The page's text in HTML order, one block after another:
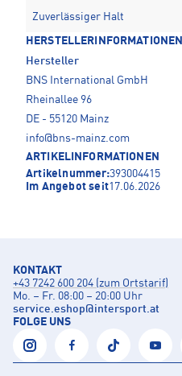
Zuverlässiger Halt
HERSTELLERINFORMATIONEN
Hersteller
BNS International GmbH
Rheinallee 96
DE - 55120 Mainz
info@bns-mainz.com
ARTIKELINFORMATIONEN
Artikelnummer:393004415
Im Angebot seit17.06.2026
KONTAKT
+43 7242 600 204 (zum Ortstarif)
Mo. – Fr. 08:00 – 20:00 Uhr
service.eshop@intersport.at
FOLGE UNS